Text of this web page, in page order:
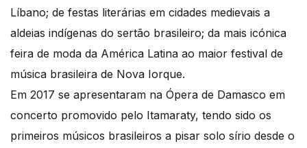
Líbano; de festas literárias em cidades medievais a
aldeias indígenas do sertão brasileiro; da mais icónica
feira de moda da América Latina ao maior festival de
música brasileira de Nova Iorque.
Em 2017 se apresentaram na Ópera de Damasco em
concerto promovido pelo Itamaraty, tendo sido os
primeiros músicos brasileiros a pisar solo sírio desde o